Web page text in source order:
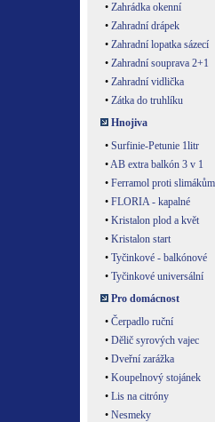
• Zahrádka okenní
• Zahradní drápek
• Zahradní lopatka sázecí
• Zahradní souprava 2+1
• Zahradní vidlička
• Zátka do truhlíku
Hnojiva
• Surfinie-Petunie 1litr
•AB extra balkón 3 v 1
• Ferramol proti slimákům
• FLORIA - kapalné
• Kristalon plod a květ
• Kristalon start
• Tyčinkové - balkónové
• Tyčinkové universální
Pro domácnost
• Čerpadlo ruční
• Dělič syrových vajec
• Dveřní zarážka
• Koupelnový stojánek
• Lis na citróny
• Nesmeky